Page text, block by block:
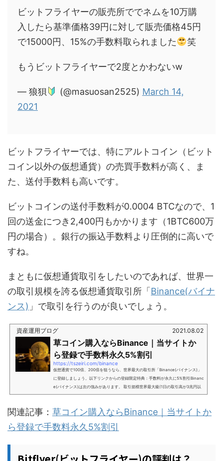
ビットフライヤーの販売所ででネムを10万購
入したら基準価格39円に対して販売価格45円
で15000円、15%の手数料取られました
笑
もうビットフライヤーで2度とかわないw
— 狼狽 (@masuosan2525) March 14,
2021
ビットフライヤーでは、特にアルトコイン（ビット
コイン以外の仮想通貨）の売買手数料が高く、ま
た、送付手数料も高いです。
ビットコインの送付手数料が0.0004 BTCなので、1
回の送金につき2,400円もかかります（1BTC600万
円の場合）。銀行の振込手数料より圧倒的に高いで
すね。
まともに仮想通貨取引をしたいのであれば、世界一
の取引規模を誇る仮想通貨取引所「 Binance(バイナ
ンス) 」で取引を行うのが良いでしょう。
資産運用ブログ 2021.08.02
草コイン購入ならBinance｜当サイトか
ら登録で手数料永久5%割引
https://tszeiri.com/binance
仮想通貨で100倍、200倍を狙うなら、世界最大の取引所「Binance(バイナンス)」
に登録しましょう。以下リンクからの登録限定特典：手数料が永久に5%割引Binanc
e(バイナンス)は次の強みがあります。 取引規模世界最大級(1日の取引高が3兆円以
上) 手数料の安さが最安水準 取扱銘柄の数250以上(国内の取引所の20倍以上)Binan
の取扱銘柄数や手数料の安さで強く、仮想通貨取引を行うのであれば避けては通れ
関連記事： 草コイン購入ならBinance｜当サイトか
ら登録で手数料永久5%割引